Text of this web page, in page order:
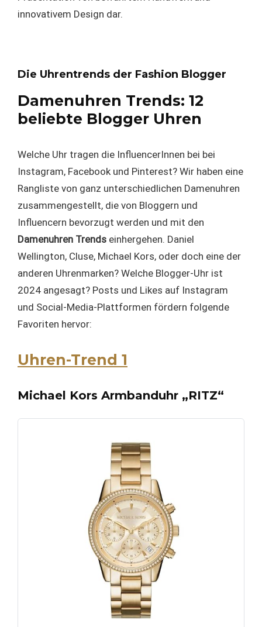
innovativem Design dar.
Die Uhrentrends der Fashion Blogger
Damenuhren Trends: 12
beliebte Blogger Uhren
Welche Uhr tragen die InfluencerInnen bei bei
Instagram, Facebook und Pinterest? Wir haben eine
Rangliste von ganz unterschiedlichen Damenuhren
zusammengestellt, die von Bloggern und
Influencern bevorzugt werden und mit den
Damenuhren Trends einhergehen. Daniel
Wellington, Cluse, Michael Kors, oder doch eine der
anderen Uhrenmarken? Welche Blogger-Uhr ist
2024 angesagt? Posts und Likes auf Instagram
und Social-Media-Plattformen fördern folgende
Favoriten hervor:
Uhren-Trend 1
Michael Kors Armbanduhr „RITZ“